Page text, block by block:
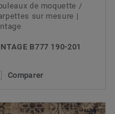
de moquette /
sur mesure |
B777 190-201
Comparer